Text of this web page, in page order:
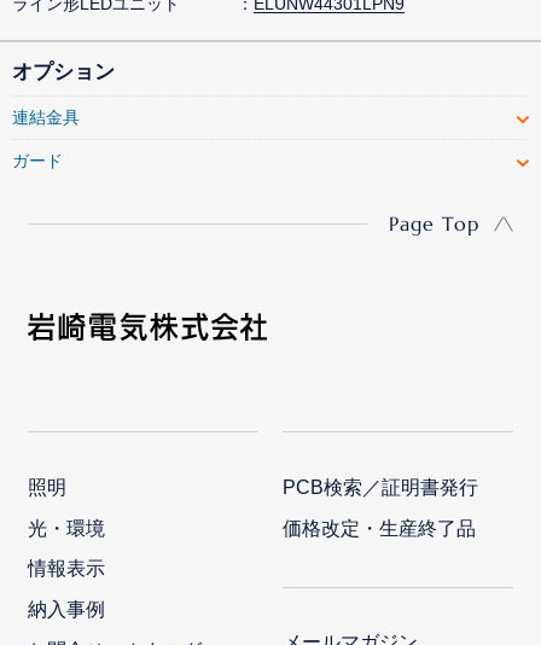
ライン形LEDユニット
ELUNW44301LPN9
オプション
連結金具
ガード
Page Top
照明
光・環境
情報表示
納入事例
PCB検索／証明書発行
価格改定・生産終了品